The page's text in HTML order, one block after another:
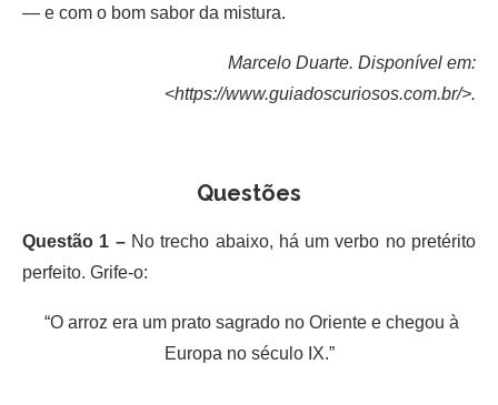
— e com o bom sabor da mistura.
Marcelo Duarte. Disponível em:
<https://www.guiadoscuriosos.com.br/>.
Questões
Questão 1 – No trecho abaixo, há um verbo no pretérito
perfeito. Grife-o:
“O arroz era um prato sagrado no Oriente e chegou à
Europa no século IX.”